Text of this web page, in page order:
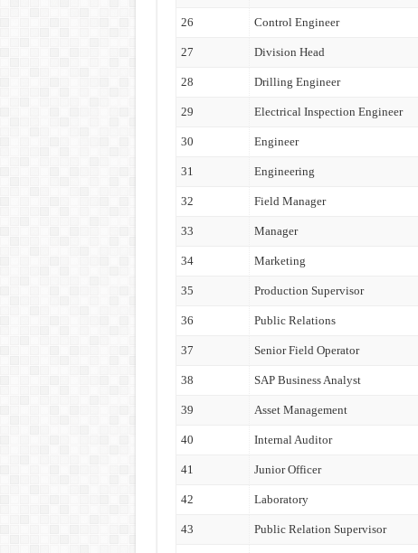
26 Control Engineer
27 Division Head
28 Drilling Engineer
29 Electrical Inspection Engineer
30 Engineer
31 Engineering
32 Field Manager
33 Manager
34 Marketing
35 Production Supervisor
36 Public Relations
37 Senior Field Operator
38 SAP Business Analyst
39 Asset Management
40 Internal Auditor
41 Junior Officer
42 Laboratory
43 Public Relation Supervisor